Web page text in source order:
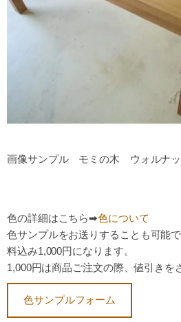
画像サンプル モミの木 ウォルナ
色の詳細はこちら➡色について
色サンプルをお送りすることも可能
料込み1,000円になります。
1,000円は商品ご注文の際、値引きを
色サンプルフォーム